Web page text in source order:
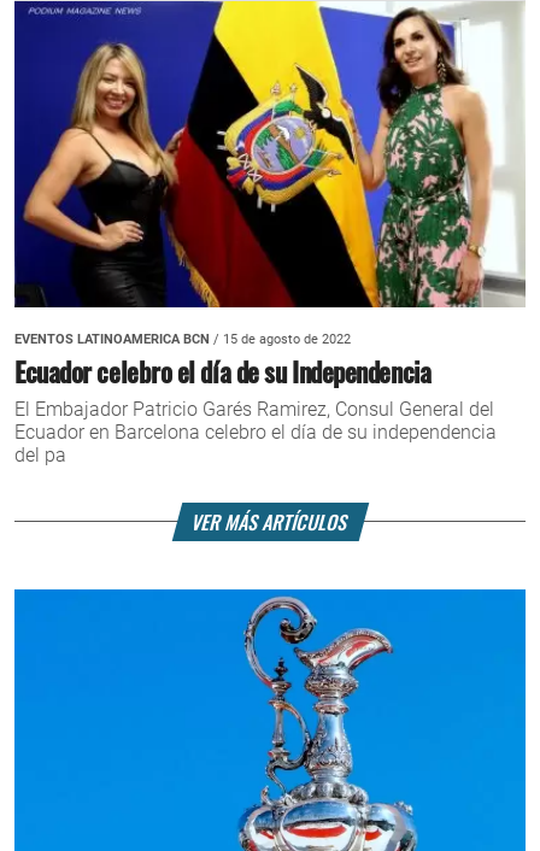
EVENTOS LATINOAMERICA BCN / 15 de agosto de 2022
Ecuador celebro el día de su Independencia
El Embajador Patricio Garés Ramirez, Consul General del
Ecuador en Barcelona celebro el día de su independencia
del pa
VER MÁS ARTÍCULOS